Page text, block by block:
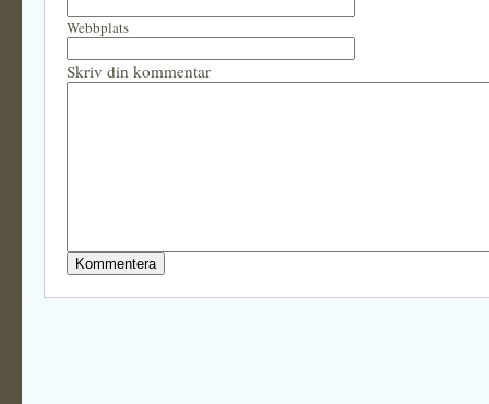
Webbplats
Skriv din kommentar